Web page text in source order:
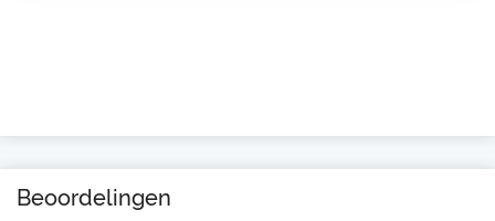
Beoordelingen